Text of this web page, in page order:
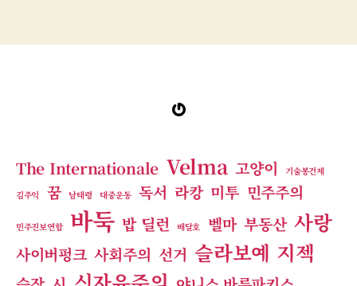
Gravatar
The Internationale Velma 고양이
기술봉건제
김주익
꿈 남태령 대중운동 독서 라캉 미투 민주주의
민주진보연합 바둑 밥 딜런 배달호 벨마 부동산 사랑
사이버펑크 사회주의 선거 슬라보예 지젝